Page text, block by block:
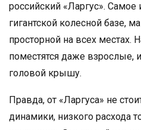
российский «Ларгус». Самое
гигантской колесной базе,
просторной на всех местах.
поместятся даже взрослые,
головой крышу.
Правда, от «Ларгуса» не
динамики, низкого расхода